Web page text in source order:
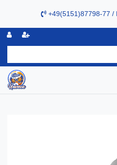
+49(5151)87798-77 /